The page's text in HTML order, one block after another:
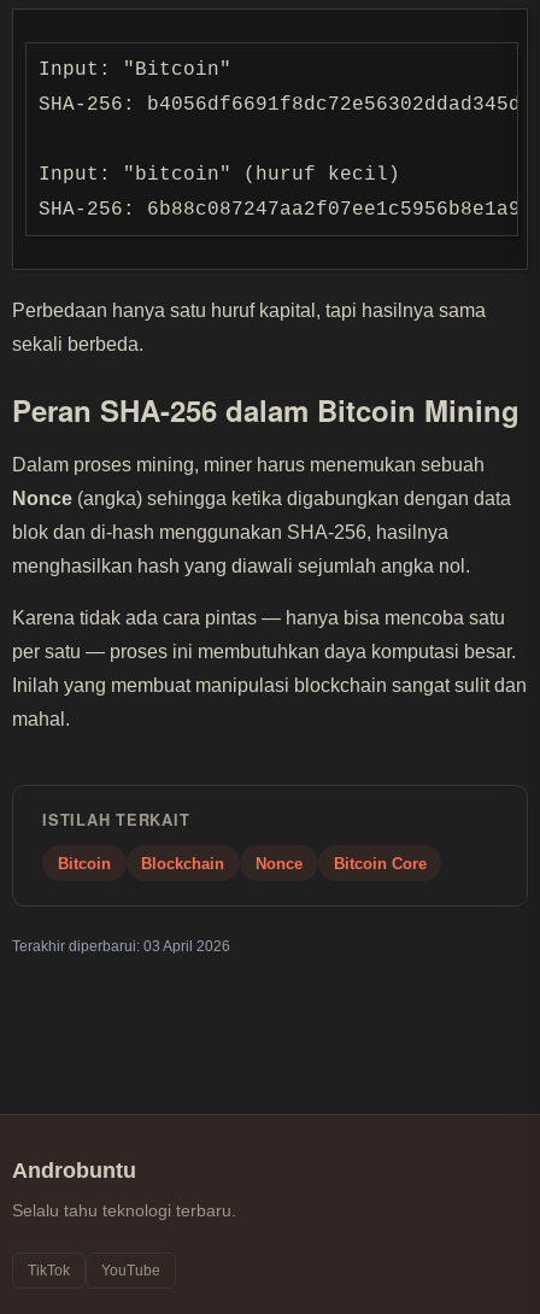
Input: "Bitcoin"
SHA-256:
Input: "bitcoin" (huruf kecil)
Perbedaan hanya satu huruf kapital, tapi hasilnya sama
sekali berbeda.
Peran SHA-256 dalam Bitcoin Mining
Dalam proses mining, miner harus menemukan sebuah
Nonce (angka) sehingga ketika digabungkan dengan data
blok dan di-hash menggunakan SHA-256, hasilnya
menghasilkan hash yang diawali sejumlah angka nol.
Karena tidak ada cara pintas — hanya bisa mencoba satu
per satu — proses ini membutuhkan daya komputasi besar.
Inilah yang membuat manipulasi blockchain sangat sulit dan
mahal.
ISTILAH TERKAIT
Bitcoin Blockchain Nonce Bitcoin Core
Terakhir diperbarui: 03 April 2026
Androbuntu
Selalu tahu teknologi terbaru.
TikTok YouTube